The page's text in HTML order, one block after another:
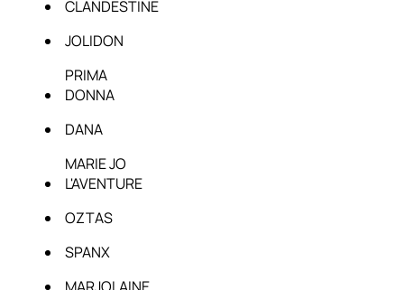
CLANDESTINE
JOLIDON
PRIMA
DONNA
DANA
MARIE JO
L'AVENTURE
OZTAS
SPANX